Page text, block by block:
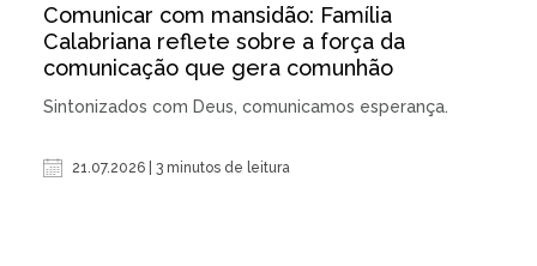
Comunicar com mansidão: Família
Calabriana reflete sobre a força da
comunicação que gera comunhão
Sintonizados com Deus, comunicamos esperança.
21.07.2026 | 3 minutos de leitura